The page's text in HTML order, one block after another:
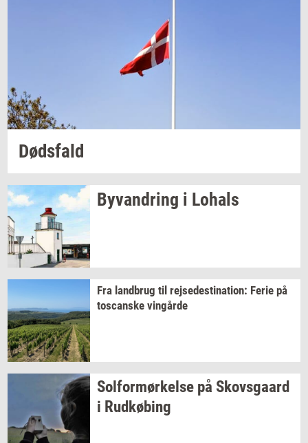
Døds­fald
Byvan­dring i Lo­hals
Fra land­brug til rej­se­desti­na­tion: Ferie på
toscan­ske vin­går­de
Sol­for­mør­kel­se på Sko­vs­gaard
i Rud­kø­bing